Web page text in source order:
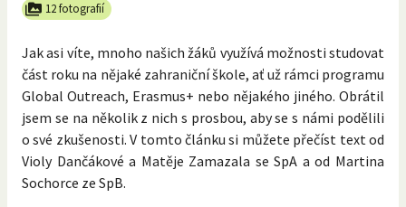
12 fotografií
Jak asi víte, mnoho našich žáků využívá možnosti studovat
část roku na nějaké zahraniční škole, ať už rámci programu
Global Outreach, Erasmus+ nebo nějakého jiného. Obrátil
jsem se na několik z nich s prosbou, aby se s námi podělili
o své zkušenosti. V tomto článku si můžete přečíst text od
Violy Dančákové a Matěje Zamazala se SpA a od Martina
Sochorce ze SpB.